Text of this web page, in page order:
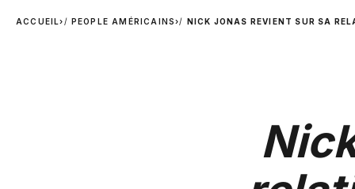
ACCUEIL› PEOPLE AMÉRICAINS› NICK JONAS REVIENT SUR SA